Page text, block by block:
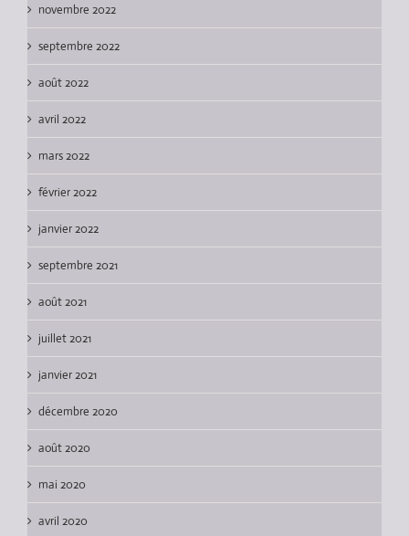
novembre 2022
septembre 2022
août 2022
avril 2022
mars 2022
février 2022
janvier 2022
septembre 2021
août 2021
juillet 2021
janvier 2021
décembre 2020
août 2020
mai 2020
avril 2020